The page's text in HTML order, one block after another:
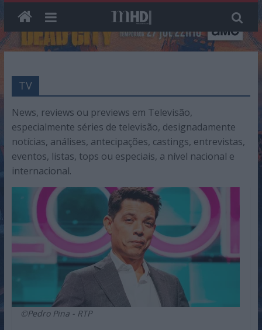
content
TV
News, reviews ou previews em Televisão,
especialmente séries de televisão, designadamente
notícias, análises, antecipações, castings, entrevistas,
eventos, listas, tops ou especiais, a nível nacional e
internacional.
©Pedro Pina - RTP